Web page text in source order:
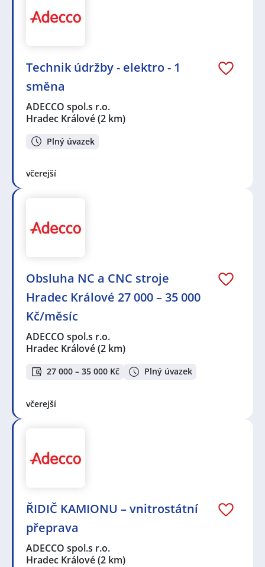
Technik údržby - elektro - 1
směna
ADECCO spol.s r.o.
Hradec Králové(2 km)
Plný úvazek
včerejší
Obsluha NC a CNC stroje
Hradec Králové 27 000 – 35 000
Kč/měsíc
ADECCO spol.s r.o.
Hradec Králové(2 km)
27 000 – 35 000 Kč Plný úvazek
včerejší
ŘIDIČ KAMIONU – vnitrostátní
přeprava
ADECCO spol.s r.o.
Hradec Králové(2 km)